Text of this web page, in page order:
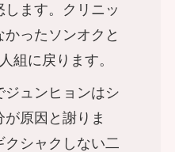
します。クリニッ
ったソンオクと
組に戻ります。
ジュンヒョンはシ
原因と謝りま
シャクしない二